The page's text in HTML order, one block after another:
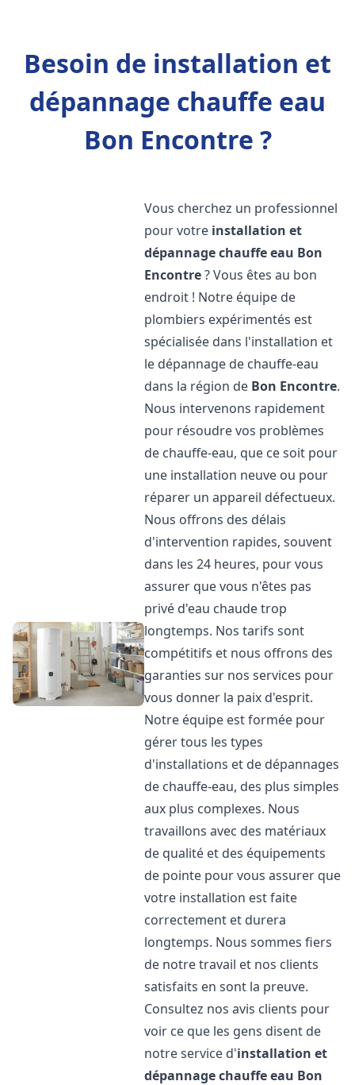
Besoin de installation et
dépannage chauffe eau
Bon Encontre ?
Vous cherchez un professionnel
pour votre installation et
dépannage chauffe eau Bon
Encontre? Vous êtes au bon
endroit ! Notre équipe de
plombiers expérimentés est
spécialisée dans l'installation et
le dépannage de chauffe-eau
dans la région de Bon Encontre.
Nous intervenons rapidement
pour résoudre vos problèmes
de chauffe-eau, que ce soit pour
une installation neuve ou pour
réparer un appareil défectueux.
Nous offrons des délais
d'intervention rapides, souvent
dans les 24 heures, pour vous
assurer que vous n'êtes pas
privé d'eau chaude trop
longtemps. Nos tarifs sont
compétitifs et nous offrons des
garanties sur nos services pour
vous donner la paix d'esprit.
Notre équipe est formée pour
gérer tous les types
d'installations et de dépannages
de chauffe-eau, des plus simples
aux plus complexes. Nous
travaillons avec des matériaux
de qualité et des équipements
de pointe pour vous assurer que
votre installation est faite
correctement et durera
longtemps. Nous sommes fiers
de notre travail et nos clients
satisfaits en sont la preuve.
Consultez nos avis clients pour
voir ce que les gens disent de
notre service d'installation et
dépannage chauffe eau Bon